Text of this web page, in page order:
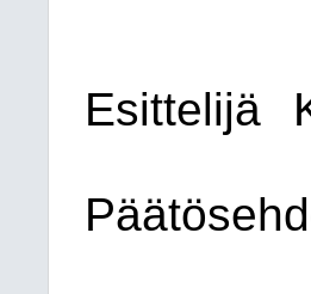
Esittelijä